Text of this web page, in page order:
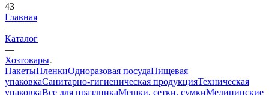
43
Главная
—
Каталог
—
Хозтовары
ПакетыПленкиОдноразовая посудаПищевая
упаковкаСанитарно-гигиеническая продукцияТехническая
упаковкаВсе для праздникаМешки, сетки, сумкиМедицинские